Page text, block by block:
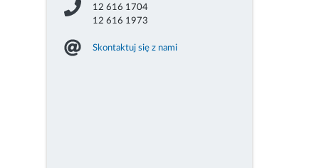
12 616 1704
12 616 1973
Skontaktuj się z nami